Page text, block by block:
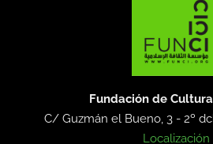
Fundación de
C/ Guzmán el Bueno, 3 - 2º
Localización